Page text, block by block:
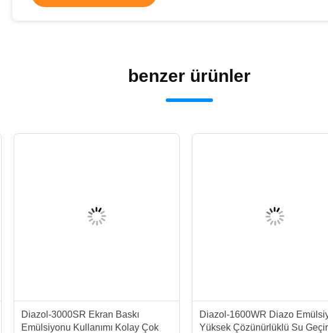
benzer ürünler
Diazol-3000SR Ekran Baskı
Emülsiyonu Kullanımı Kolay Çok
Diazol-1600WR Diazo
Yüksek Çözünürlüklü Su